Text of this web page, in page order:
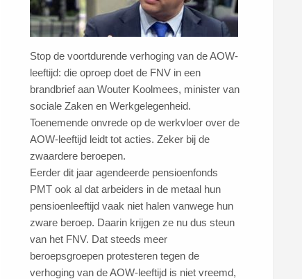
Stop de voortdurende verhoging van de AOW-
leeftijd: die oproep doet de FNV in een
brandbrief aan Wouter Koolmees, minister van
sociale Zaken en Werkgelegenheid.
Toenemende onvrede op de werkvloer over de
AOW-leeftijd leidt tot acties. Zeker bij de
zwaardere beroepen.
Eerder dit jaar agendeerde pensioenfonds
PMT ook al dat arbeiders in de metaal hun
pensioenleeftijd vaak niet halen vanwege hun
zware beroep. Daarin krijgen ze nu dus steun
van het FNV. Dat steeds meer
beroepsgroepen protesteren tegen de
verhoging van de AOW-leeftijd is niet vreemd,